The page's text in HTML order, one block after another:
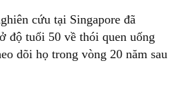
cứu tại Singapore đã
độ tuổi 50 về thói quen uống
dõi họ trong vòng 20 năm sau